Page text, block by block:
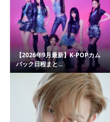
【2026年9月最新】K-POPカム
バック日程まと...